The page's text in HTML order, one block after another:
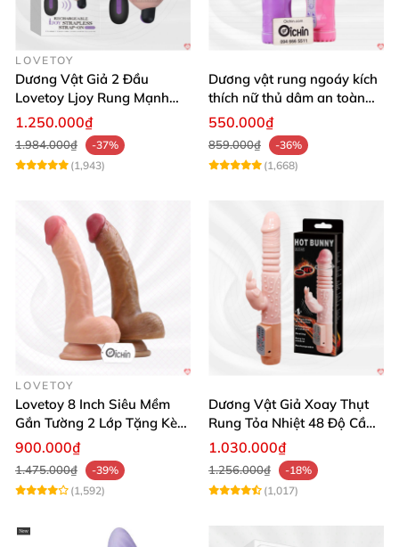
LOVETOY
Dương Vật Giả 2 Đầu
Lovetoy Ljoy Rung Mạnh
ĐKTX Hút Sâu
1.250.000₫
1.984.000₫
-37%
(1,943)
Dương vật rung ngoáy kích
thích nữ thủ dâm an toàn
cao cấp
550.000₫
859.000₫
-36%
(1,668)
LOVETOY
Lovetoy 8 Inch Siêu Mềm
Gắn Tường 2 Lớp Tặng Kèm
Dầu Massage
900.000₫
1.475.000₫
-39%
(1,592)
Dương Vật Giả Xoay Thụt
Rung Tỏa Nhiệt 48 Độ Cầm
Tay Hot Bunny
1.030.000₫
1.256.000₫
-18%
(1,017)